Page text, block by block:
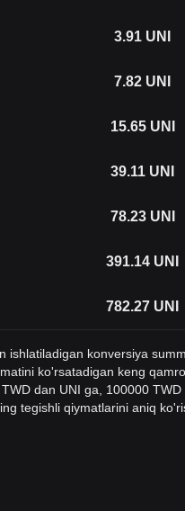
3.91 UNI
7.82 UNI
15.65 UNI
39.11 UNI
78.23 UNI
391.14 UNI
782.27 UNI
ishlatiladigan konversiya
ko'rsatadigan keng
dan UNI ga, 100000
tegishli qiymatlarini aniq